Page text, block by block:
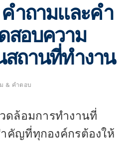
ำถามและคำ
สอบความ
ถานที่ทำงาน
& คำตอบ
ดล้อมการทำงานที่
คัญที่ทุกองค์กรต้องให้